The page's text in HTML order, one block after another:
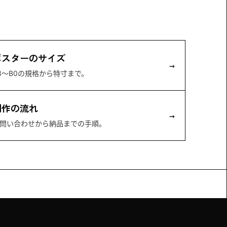
ターのサイズ
B0の規格から特寸まで。
→
の流れ
い合わせから納品までの手順。
→